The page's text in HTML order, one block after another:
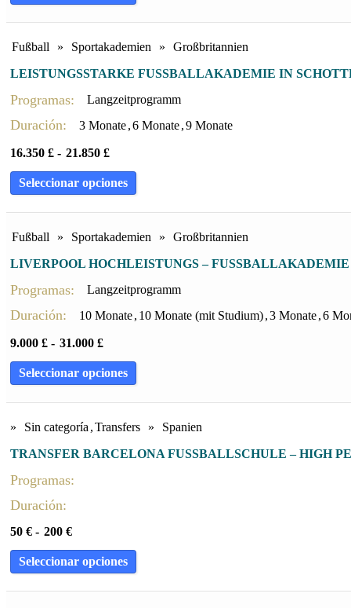
Fußball » Sportakademien »
Großbritannien
LEISTUNGSSTARKE FUSSBALLAKADEMIE IN
Programas: Langzeitprogramm
Duración: 3 Monate ,6 Monate ,9 Monate
16.350 £ - 21.850 £
Seleccionar opciones
Fußball » Sportakademien »
Großbritannien
LIVERPOOL HOCHLEISTUNGS – FUSSBALLAKADEMIE
Programas: Langzeitprogramm
Duración: 10 Monate , 10 Monate (mit Studium) ,3 Monate ,6
9.000 £ - 31.000 £
Seleccionar opciones
» Sin categoría ,Transfers »
Spanien
TRANSFER BARCELONA FUSSBALLSCHULE – HIGH
Programas:
Duración:
50 € - 200 €
Seleccionar opciones